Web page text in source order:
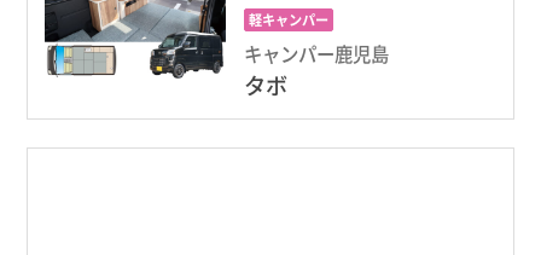
軽キャンパー
キャンパー鹿児島
タボ